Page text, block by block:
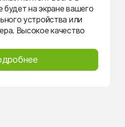
будет на экране вашего
устройства или
Высокое качество